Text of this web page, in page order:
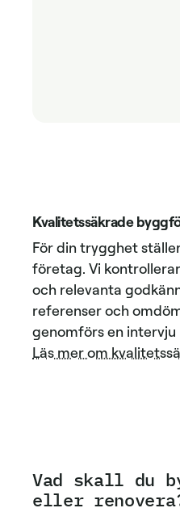
Kvalitetssäkrade
För din trygghet
företag. Vi
och relevanta
referenser och
genomförs en
Läs mer om
Vad skall du
eller